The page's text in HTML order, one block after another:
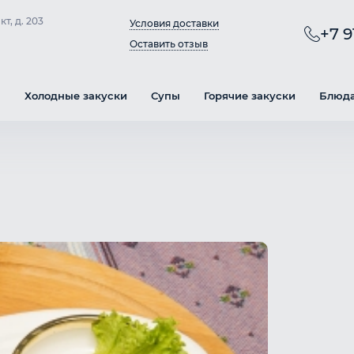
д. 203
Условия доставки
Оставить отзыв
+7
Холодные закуски Супы Горячие закуски